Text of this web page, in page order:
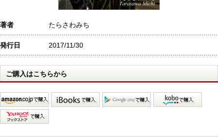
著者 たらさわみち
発行日 2017/11/30
ご購入はこちらから